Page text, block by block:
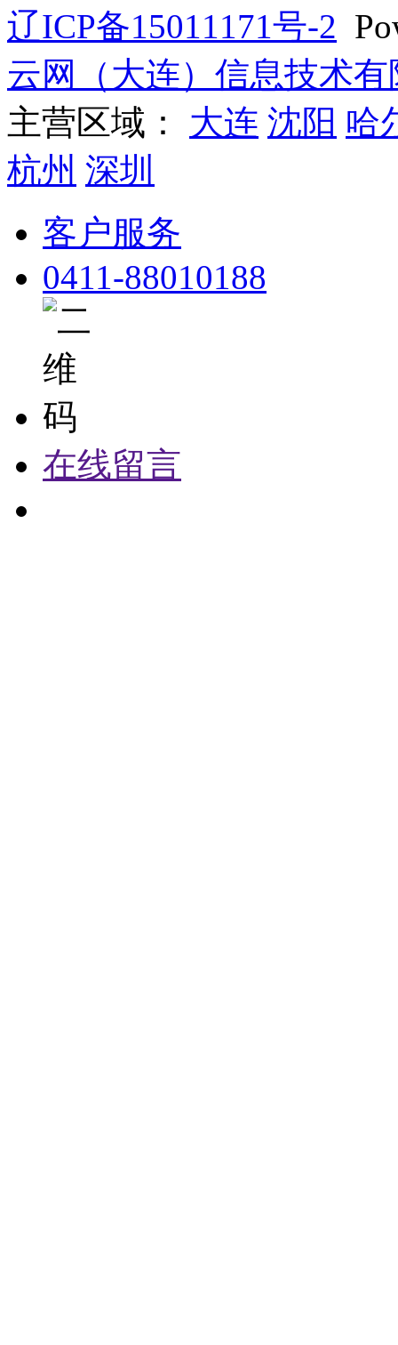
辽ICP备15011171号-2
云网（大连）信息技术有
主营区域： 大连 沈阳 哈
杭州 深圳
客户服务
0411-88010188
在线留言